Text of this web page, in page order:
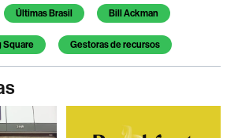
Últimas Brasil Bill Ackman
Square Gestoras de recursos